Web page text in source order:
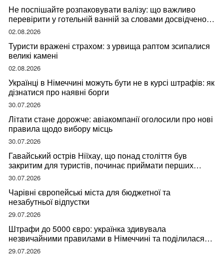
Не поспішайте розпаковувати валізу: що важливо
перевірити у готельній ванній за словами досвідченої
мандрівниці
02.08.2026
Туристи вражені страхом: з урвища раптом зсипалися
великі камені
02.08.2026
Українці в Німеччині можуть бути не в курсі штрафів: як
дізнатися про наявні борги
30.07.2026
Літати стане дорожче: авіакомпанії оголосили про нові
правила щодо вибору місць
30.07.2026
Гавайський острів Ніїхау, що понад століття був
закритим для туристів, починає приймати перших
відвідувачів
30.07.2026
Чарівні європейські міста для бюджетної та
незабутньої відпустки
29.07.2026
Штрафи до 5000 євро: українка здивувала
незвичайними правилами в Німеччині та поділилася
правдою
29.07.2026